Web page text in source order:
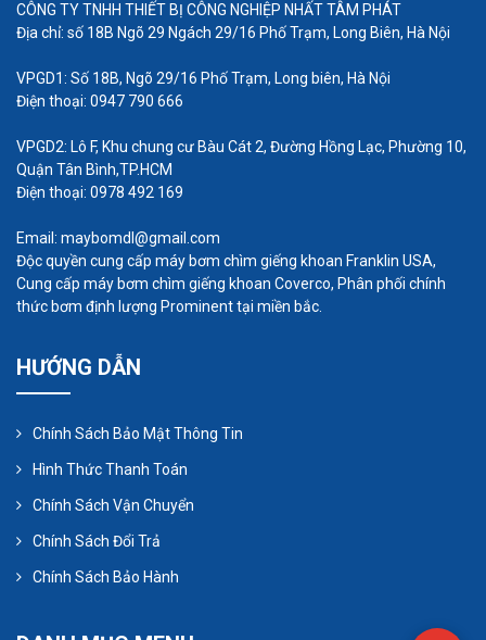
cũng ít khi bị oxi hóa và trục trặc. Chân máy thiết
đặt đứng hoặc ngang tùy theo vị trí và nhu cầu
của khách hàng. Có rất nhiều khe, rãnh được thiết
kế sẵn giúp cho việc tản nhiệt của máy diễn ra dễ
dàng không xảy ra hiện tượng cháy nổ.
Nguyên lý hoạt động:
Nguyên lý hoạt động của máy thổi khí khá đơn
cánh tạo khí cũng quay với tốc độ bấy nhiêu. Khi
quay sẽ tạo ra áp lực khí lớn. Ma sát giữa không khí
và cánh quạt lúc này gần như đã đạt đến cực đại
vì thế sẽ nảy sinh ra một nhiệt khí khá nóng. Một
số tiếng kêu như gió bão sẽ xuất hiện và đó là hiện
huy đúng chức năng. Do đó, nếu vận dụng vào các
CÔNG TY TNHH THIẾT BỊ CÔNG NGHIỆP NHẤT TÂM PHÁT
Địa chỉ: số 18B Ngõ 29 Ngách 29/16 Phố Trạm, Long Biên, Hà Nội
VPGD1: Số 18B, Ngõ 29/16 Phố Trạm, Long biên, Hà Nội
Điện thoại: 0947 790 666
VPGD2: Lô F, Khu chung cư Bàu Cát 2, Đường Hồng Lạc, Phường 10,
Quận Tân Bình,TP.HCM
Điện thoại: 0978 492 169
Email: maybomdl@gmail.com
Độc quyền cung cấp máy bơm chìm giếng khoan Franklin USA,
Cung cấp máy bơm chìm giếng khoan Coverco, Phân phối chính
thức bơm định lượng Prominent tại miền bắc.
HƯỚNG DẪN
Chính Sách Bảo Mật Thông Tin
Hình Thức Thanh Toán
Chính Sách Vận Chuyển
Chính Sách Đổi Trả
Chính Sách Bảo Hành